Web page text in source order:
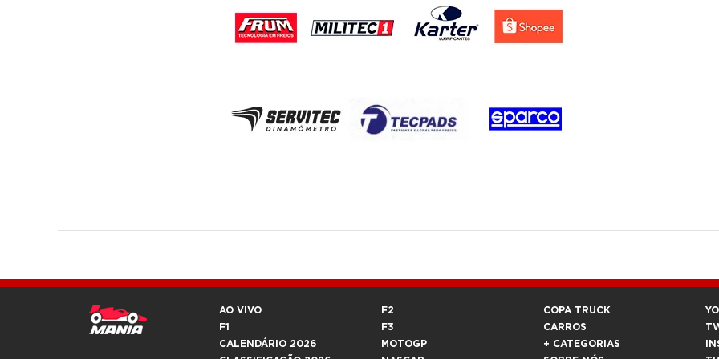
AO VIVO
F1
CALENDÁRIO 2026
F2
F3
MOTOGP
COPA TRUCK
CARROS
+ CATEGORIAS